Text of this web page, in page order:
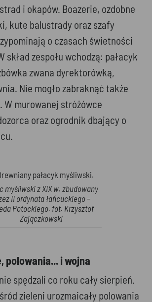
i okapów. Boazerie, ozdobne
kute balustrady oraz szafy
o czasach świetności
skład zespołu wchodzą: pałacyk
zwana dyrektorówką,
Nie mogło zabraknąć także
W murowanej stróżówce
oraz ogrodnik dbający o
myśliwski z XIX w. zbudowany
II ordynata łańcuckiego –
Potockiego. fot. Krzysztof
Zajączkowski
polowania... i wojna
spędzali co roku cały sierpień.
zieleni urozmaicały polowania